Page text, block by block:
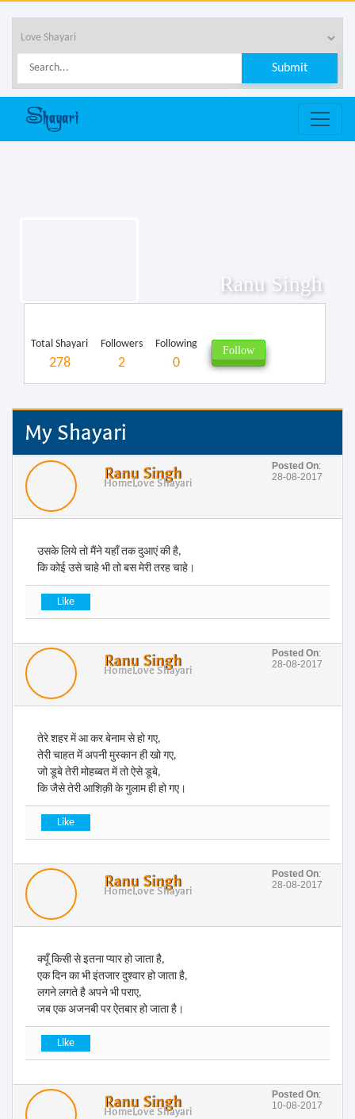
Ranu Singh
Total Shayari
278
Followers
2
Following
0
My Shayari
Ranu Singh
HomeLove Shayari
Posted On:
28-08-2017
उसके लिये तो मैंने यहाँ तक दुआएं की है,
कि कोई उसे चाहे भी तो बस मेरी तरह चाहे।
Ranu Singh
HomeLove Shayari
Posted On:
28-08-2017
तेरे शहर में आ कर बेनाम से हो गए,
तेरी चाहत में अपनी मुस्कान ही खो गए,
जो डूबे तेरी मोहब्बत में तो ऐसे डूबे,
कि जैसे तेरी आशिक़ी के गुलाम ही हो गए।
Ranu Singh
HomeLove Shayari
Posted On:
28-08-2017
क्यूँ किसी से इतना प्यार हो जाता है,
एक दिन का भी इंतजार दुश्वार हो जाता है,
लगने लगते है अपने भी पराए,
जब एक अजनबी पर ऐतबार हो जाता है।
Ranu Singh
HomeLove Shayari
Posted On:
10-08-2017